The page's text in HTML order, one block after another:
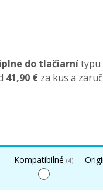
do tlačiarnítypu
41,90 € za kus a
Kompatibilné (4)